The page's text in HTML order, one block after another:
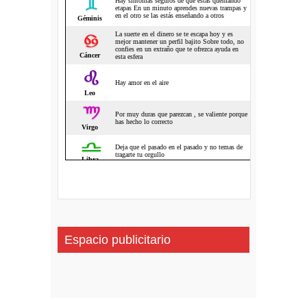
Espacio publicitario